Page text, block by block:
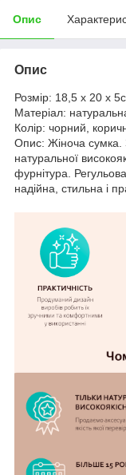
Опис
Опис
Розмір: 18,5 x 20 x
Матеріал:
Колір: чорний,
Опис: Жіноча
натуральної
фурнітура.
надійна, стильна і